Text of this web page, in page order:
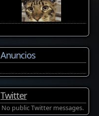
Anuncios
Twitter
No public Twitter messages.